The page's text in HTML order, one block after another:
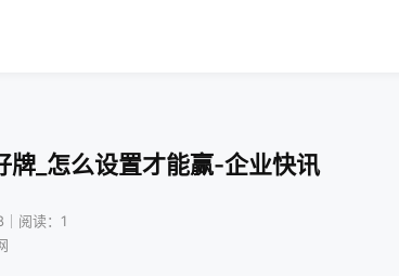
_怎么设置才能赢-企业快讯
阅读：1